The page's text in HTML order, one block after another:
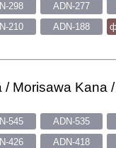
298 ADN-277
210 ADN-188
Morisawa Kana /
545 ADN-535
426 ADN-418